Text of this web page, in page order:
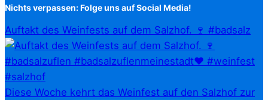
Nichts verpassen: Folge uns auf Social Media!
Auftakt des Weinfests auf dem Salzhof. 🍷 #badsalz
Diese Woche kehrt das Weinfest auf den Salzhof zur